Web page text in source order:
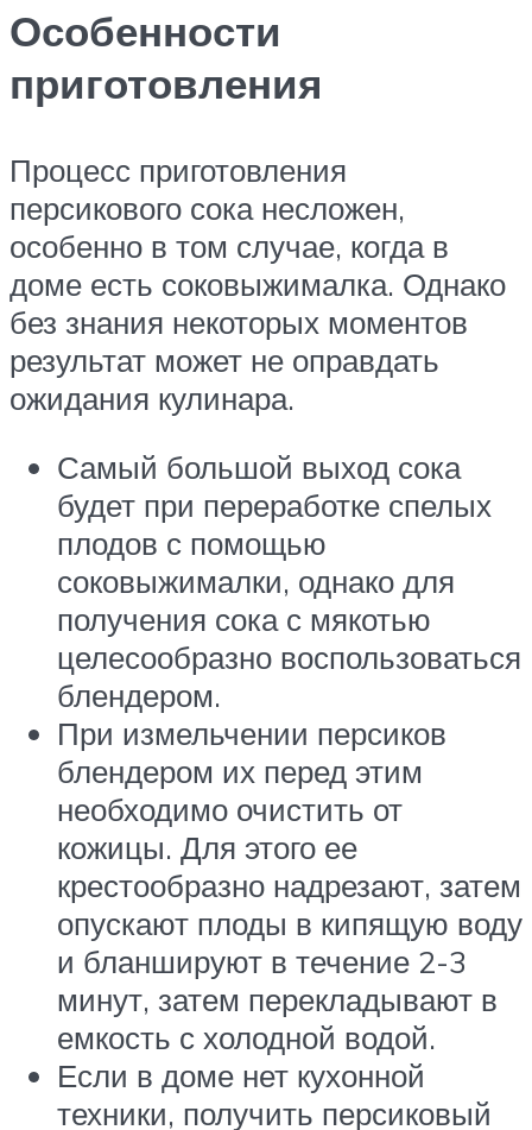
Особенности
приготовления
Процесс приготовления
персикового сока несложен,
особенно в том случае, когда в
доме есть соковыжималка. Однако
без знания некоторых моментов
результат может не оправдать
ожидания кулинара.
Самый большой выход сока
будет при переработке спелых
плодов с помощью
соковыжималки, однако для
получения сока с мякотью
целесообразно воспользоваться
блендером.
При измельчении персиков
блендером их перед этим
необходимо очистить от
кожицы. Для этого ее
крестообразно надрезают, затем
опускают плоды в кипящую воду
и бланшируют в течение 2-3
минут, затем перекладывают в
емкость с холодной водой.
Если в доме нет кухонной
техники, получить персиковый